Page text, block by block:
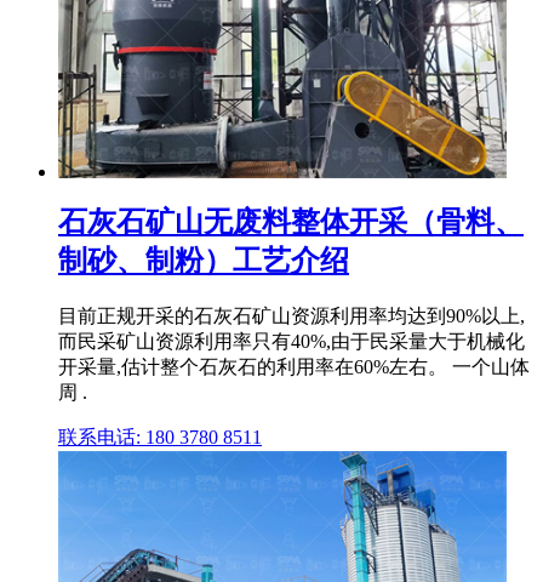
石灰石矿山无废料整体开采（骨料、
制砂、制粉）工艺介绍
目前正规开采的石灰石矿山资源利用率均达到90%以上,
而民采矿山资源利用率只有40%,由于民采量大于机械化
开采量,估计整个石灰石的利用率在60%左右。 一个山体
周 .
联系电话: 180 3780 8511